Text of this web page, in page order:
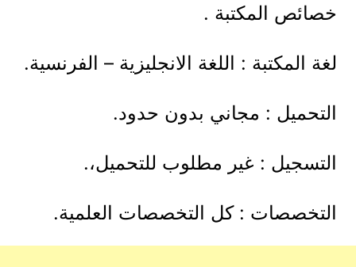
خصائص المكتبة .
لغة المكتبة : اللغة الانجليزية – الفرنسية.
التحميل : مجاني بدون حدود.
التسجيل : غير مطلوب للتحميل،.
التخصصات : كل التخصصات العلمية.